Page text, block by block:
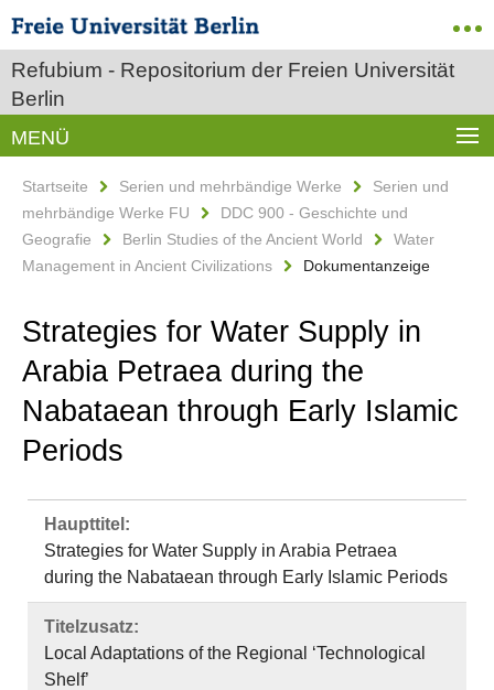
Refubium - Repositorium der Freien Universität
Berlin
MENÜ
Startseite Serien und mehrbändige Werke
Serien und
mehrbändige Werke FU
DDC 900 - Geschichte und
Geografie
Berlin Studies of the Ancient World
Water
Management in Ancient Civilizations
Dokumentanzeige
Strategies for Water Supply in
Arabia Petraea during the
Nabataean through Early Islamic
Periods
Haupttitel:
Strategies for Water Supply in Arabia Petraea
during the Nabataean through Early Islamic Periods
Titelzusatz:
Local Adaptations of the Regional ‘Technological
Shelf’